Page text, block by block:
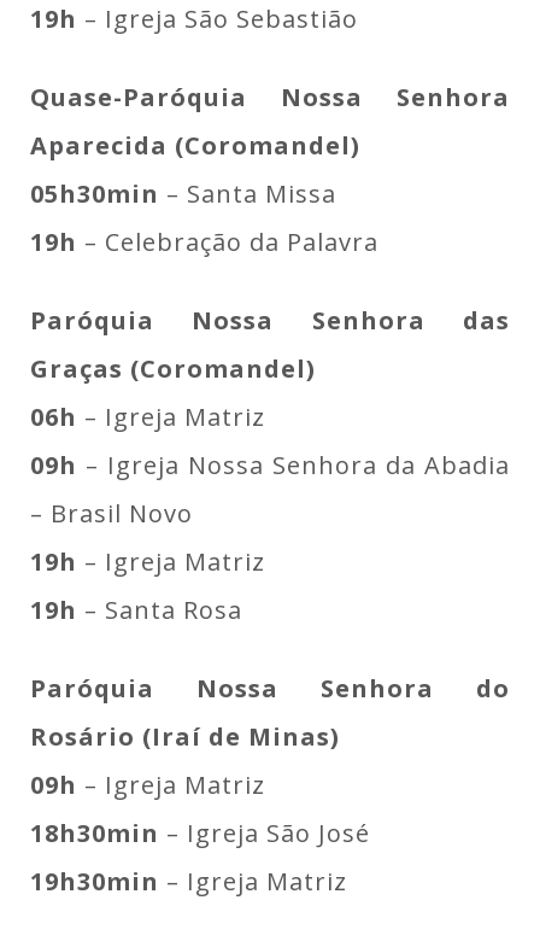
19h – Igreja São Sebastião
Quase-Paróquia Nossa Senhora
Aparecida (Coromandel)
05h30min – Santa Missa
19h – Celebração da Palavra
Paróquia Nossa Senhora das
Graças (Coromandel)
06h – Igreja Matriz
09h – Igreja Nossa Senhora da Abadia
– Brasil Novo
19h – Igreja Matriz
19h – Santa Rosa
Paróquia Nossa Senhora do
Rosário (Iraí de Minas)
09h – Igreja Matriz
18h30min – Igreja São José
19h30min – Igreja Matriz